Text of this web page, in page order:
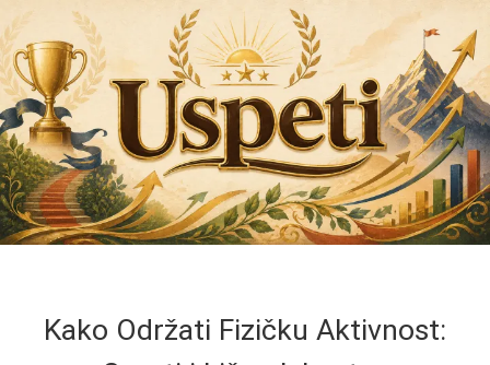
Kako Održati Fizičku Aktivnost: